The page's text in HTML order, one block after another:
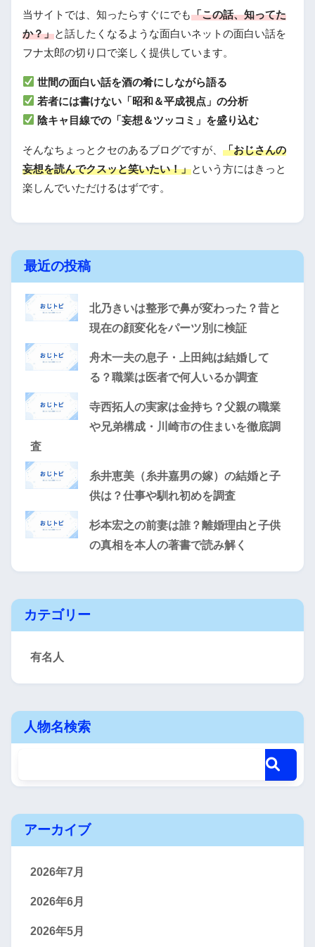
当サイトでは、知ったらすぐにでも「この話、知ってた
か？」と話したくなるような面白いネットの面白い話を
フナ太郎の切り口で楽しく提供しています。
世間の面白い話を酒の肴にしながら語る
若者には書けない「昭和＆平成視点」の分析
陰キャ目線での「妄想＆ツッコミ」を盛り込む
そんなちょっとクセのあるブログですが、 「おじさんの
妄想を読んでクスッと笑いたい！」という方にはきっと
楽しんでいただけるはずです。
最近の投稿
北乃きいは整形で鼻が変わった？昔と
現在の顔変化をパーツ別に検証
舟木一夫の息子・上田純は結婚して
る？職業は医者で何人いるか調査
寺西拓人の実家は金持ち？父親の職業
や兄弟構成・川崎市の住まいを徹底調
査
糸井恵美（糸井嘉男の嫁）の結婚と子
供は？仕事や馴れ初めを調査
杉本宏之の前妻は誰？離婚理由と子供
の真相を本人の著書で読み解く
カテゴリー
有名人
人物名検索
アーカイブ
2026年7月
2026年6月
2026年5月